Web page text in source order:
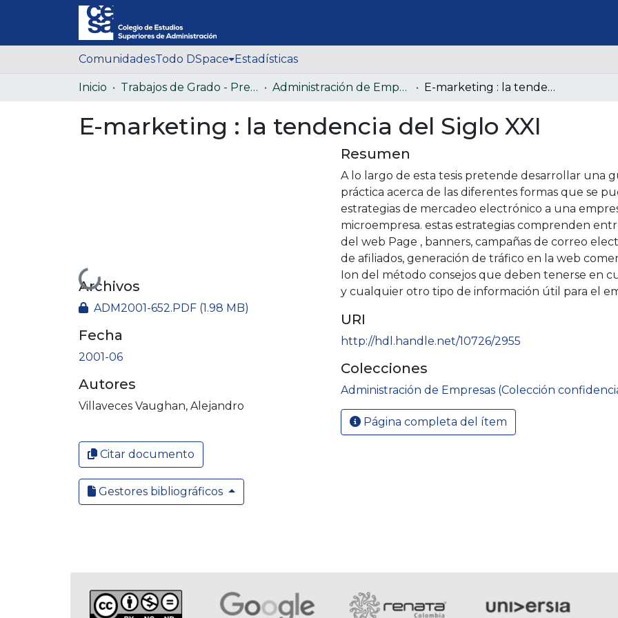
ComunidadesTodo DSpace Estadísticas
Inicio Trabajos de Grado - Pregrado Administración de Empresas (Colección confidencial) E-marketing : la tendencia del Siglo XXI
E-marketing : la tendencia del Siglo XXI
Cargando...
Archivos
ADM2001-652.PDF (1.98 MB)
Fecha
2001-06
Autores
Villaveces Vaughan, Alejandro
Citar documento
Gestores bibliográficos
Resumen
A lo largo de esta tesis pretende desarrollar una
práctica acerca de las diferentes formas que se
estrategias de mercadeo electrónico a una
microempresa. estas estrategias comprenden
del web Page , banners, campañas de correo
de afiliados, generación de tráfico en la web
Ion del método consejos que deben tenerse en
y cualquier otro tipo de información útil para el
URI
http://hdl.handle.net/10726/2955
Colecciones
Administración de Empresas (Colección
Página completa del ítem